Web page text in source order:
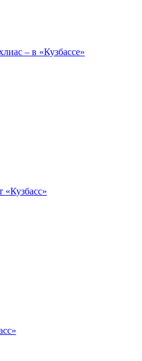
– в «Кузбассе»